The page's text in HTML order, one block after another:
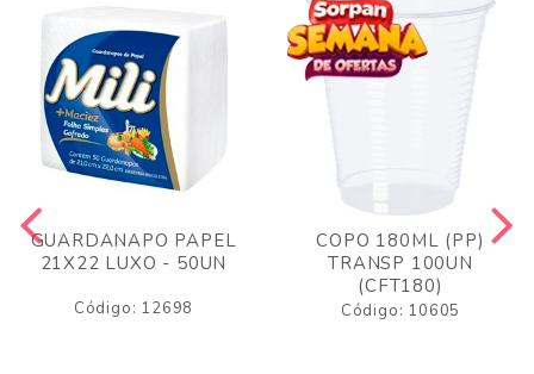
GUARDANAPO PAPEL
21X22 LUXO - 50UN
Código: 12698
COPO 180ML (PP)
TRANSP 100UN
(CFT180)
Código: 10605